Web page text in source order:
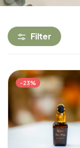
Filter
-23%